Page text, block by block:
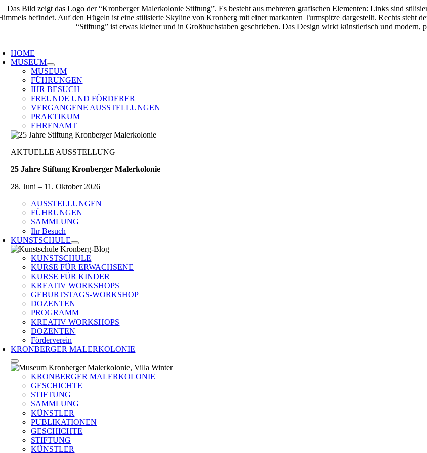
Zum
Inhalt
HOME
MUSEUM
MUSEUM
FÜHRUNGEN
IHR BESUCH
FREUNDE UND FÖRDERER
VERGANGENE AUSSTELLUNGEN
PRAKTIKUM
EHRENAMT
AKTUELLE AUSSTELLUNG
25 Jahre Stiftung Kronberger Malerkolonie
28. Juni – 11. Oktober 2026
AUSSTELLUNGEN
FÜHRUNGEN
SAMMLUNG
Ihr Besuch
KUNSTSCHULE
KUNSTSCHULE
KURSE FÜR ERWACHSENE
KURSE FÜR KINDER
KREATIV WORKSHOPS
GEBURTSTAGS-WORKSHOP
DOZENTEN
PROGRAMM
KREATIV WORKSHOPS
DOZENTEN
Förderverein
KRONBERGER MALERKOLONIE
KRONBERGER MALERKOLONIE
GESCHICHTE
STIFTUNG
SAMMLUNG
KÜNSTLER
PUBLIKATIONEN
GESCHICHTE
STIFTUNG
KÜNSTLER